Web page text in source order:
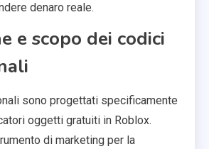
denaro reale.
e scopo dei codici
sono progettati specificamente
oggetti gratuiti in Roblox.
di marketing per la